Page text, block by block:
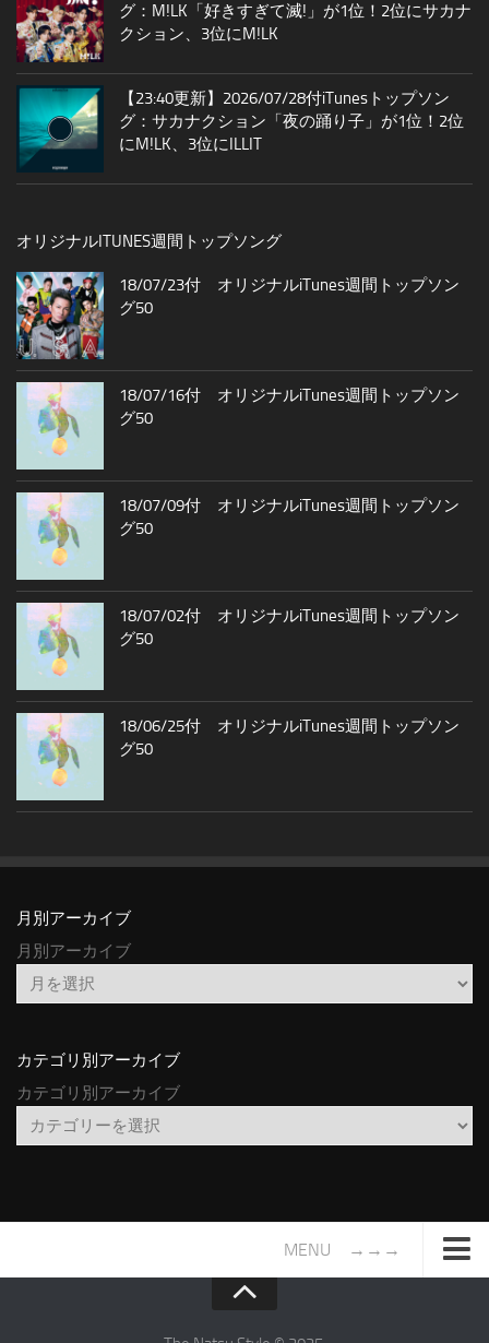
グ：M!LK「好きすぎて滅!」が1位！2位にサカナ
クション、3位にM!LK
【23:40更新】2026/07/28付iTunesトップソン
グ：サカナクション「夜の踊り子」が1位！2位
にM!LK、3位にILLIT
オリジナルITUNES週間トップソング
18/07/23付 オリジナルiTunes週間トップソン
グ50
18/07/16付 オリジナルiTunes週間トップソン
グ50
18/07/09付 オリジナルiTunes週間トップソン
グ50
18/07/02付 オリジナルiTunes週間トップソン
グ50
18/06/25付 オリジナルiTunes週間トップソン
グ50
月別アーカイブ
月別アーカイブ
カテゴリ別アーカイブ
カテゴリ別アーカイブ
MENU →→→